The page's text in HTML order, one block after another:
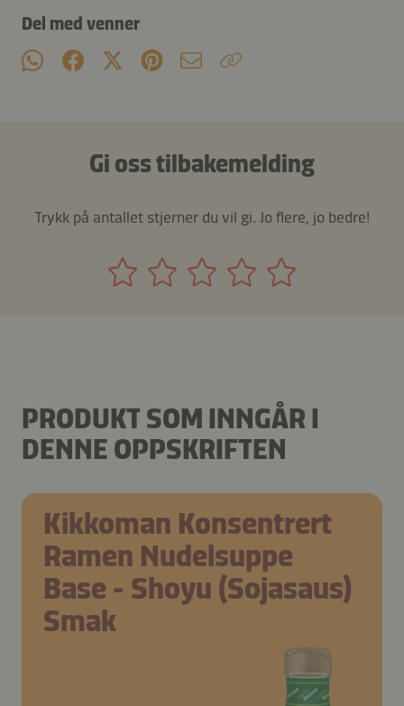
Del med venner
Gi oss tilbakemelding
Trykk på antallet stjerner du vil gi. Jo flere, jo bedre!
PRODUKT SOM INNGÅR I
DENNE OPPSKRIFTEN
Kikkoman Konsentrert
Ramen Nudelsuppe
Base - Shoyu (Sojasaus)
Smak